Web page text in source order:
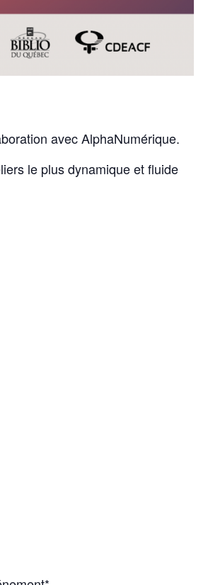
avec AlphaNumérique.
le plus dynamique et fluide